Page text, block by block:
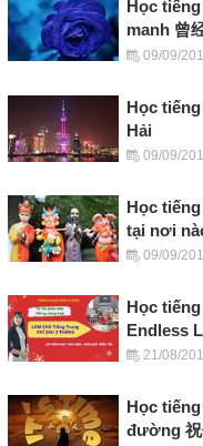
Học
manh 曾
09/09/
Học
Hải
09/09/
Học
tại nơi
09/09/
Học
Endless
21/08/
Học
đường 祝